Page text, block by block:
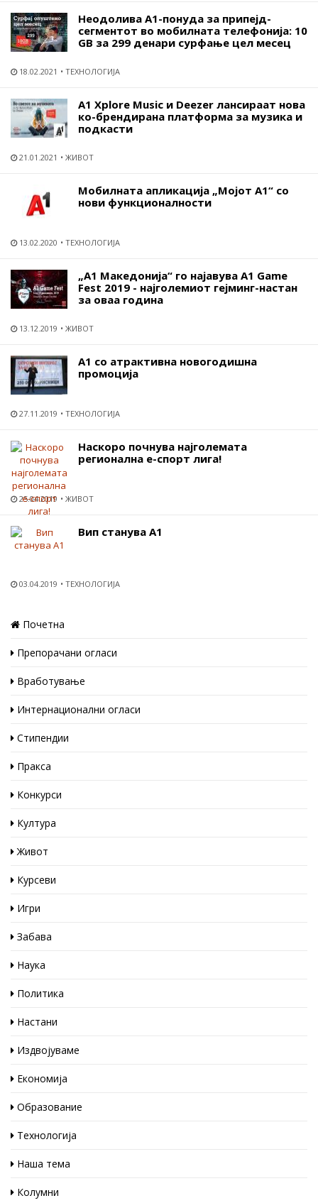
Неодолива A1-понуда за припејд-
сегментот во мобилната телефонија: 10
GB за 299 денари сурфање цел месец
18.02.2021 ТЕХНОЛОГИЈА
A1 Xplore Music и Deezer лансираат нова
ко-брендирана платформа за музика и
подкасти
21.01.2021 ЖИВОТ
Мобилната апликација „Мојот А1“ со
нови функционалности
13.02.2020 ТЕХНОЛОГИЈА
„А1 Македонија“ го најавува A1 Game
Fest 2019 - најголемиот гејминг-настан
за оваа година
13.12.2019 ЖИВОТ
А1 со атрактивна новогодишна
промоција
27.11.2019 ТЕХНОЛОГИЈА
Наскоро почнува најголемата
регионална е-спорт лига!
25.04.2019 ЖИВОТ
Вип станува А1
03.04.2019 ТЕХНОЛОГИЈА
Почетна
Препорачани огласи
Вработување
Интернационални огласи
Стипендии
Пракса
Конкурси
Култура
Живот
Курсеви
Игри
Забава
Наука
Политика
Настани
Издвојуваме
Економија
Образование
Технологија
Наша тема
Колумни